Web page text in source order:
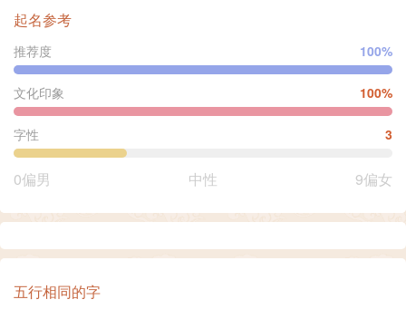
起名参考
推荐度 100%
文化印象 100%
字性 3
0偏男 中性 9偏女
五行相同的字